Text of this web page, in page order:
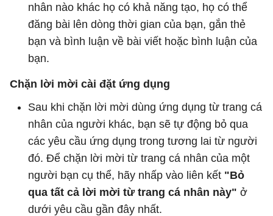
nhân nào khác họ có khả năng tạo, họ có thể
đăng bài lên dòng thời gian của bạn, gắn thẻ
bạn và bình luận về bài viết hoặc bình luận của
bạn.
Chặn lời mời cài đặt ứng dụng
Sau khi chặn lời mời dùng ứng dụng từ trang cá
nhân của người khác, bạn sẽ tự động bỏ qua
các yêu cầu ứng dụng trong tương lai từ người
đó. Để chặn lời mời từ trang cá nhân của một
người bạn cụ thể, hãy nhấp vào liên kết "Bỏ
qua tất cả lời mời từ trang cá nhân này" ở
dưới yêu cầu gần đây nhất.